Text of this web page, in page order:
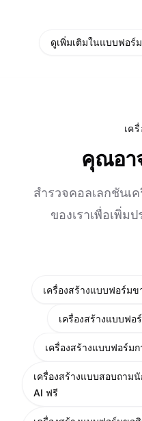
ดูเพิ่มเติมในแบบฟอร์
เค
คุณอา
สำรวจคอลเลกชันเ
ของเราเพื่อเพิ่ม
เครื่องสร้างแบบฟอร์มข
เครื่องสร้างแบบฟ
เครื่องสร้างแบบฟอร์ม
เครื่องสร้างแบบสอบถาม
AI ฟรี